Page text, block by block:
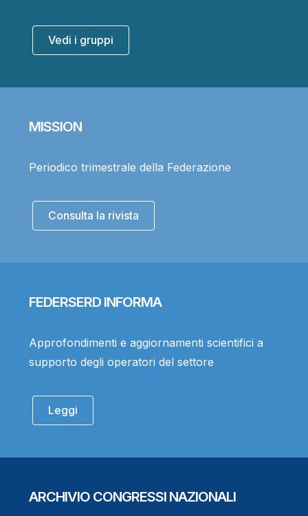
Vedi i gruppi
MISSION
Periodico trimestrale della Federazione
Consulta la rivista
FEDERSERD INFORMA
Approfondimenti e aggiornamenti scientifici a
supporto degli operatori del settore
Leggi
ARCHIVIO CONGRESSI NAZIONALI